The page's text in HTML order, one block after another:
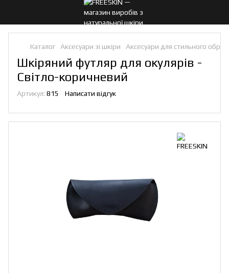
Каталог Аксесуари зі шкіри Аксесуари для стильного
Шкіряний футляр для окулярів -
Світло-коричневий
Артикул: 815 Написати відгук